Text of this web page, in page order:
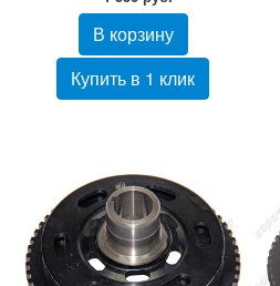
В корзину
Купить в 1 клик